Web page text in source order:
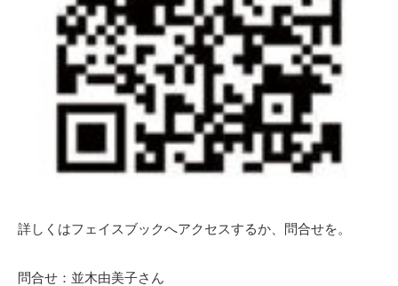
詳しくはフェイスブックへアクセスするか、問合せを。
問合せ：並木由美子さん